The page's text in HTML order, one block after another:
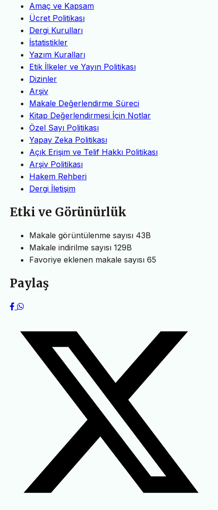
Amaç ve Kapsam
Ücret Politikası
Dergi Kurulları
İstatistikler
Yazım Kuralları
Etik İlkeler ve Yayın Politikası
Dizinler
Arşiv
Makale Değerlendirme Süreci
Kitap Değerlendirmesi İçin Notlar
Özel Sayı Politikası
Yapay Zeka Politikası
Açık Erişim ve Telif Hakkı Politikası
Arşiv Politikası
Hakem Rehberi
Dergi İletişim
Etki ve Görünürlük
Makale görüntülenme sayısı 43B
Makale indirilme sayısı 129B
Favoriye eklenen makale sayısı 65
Paylaş